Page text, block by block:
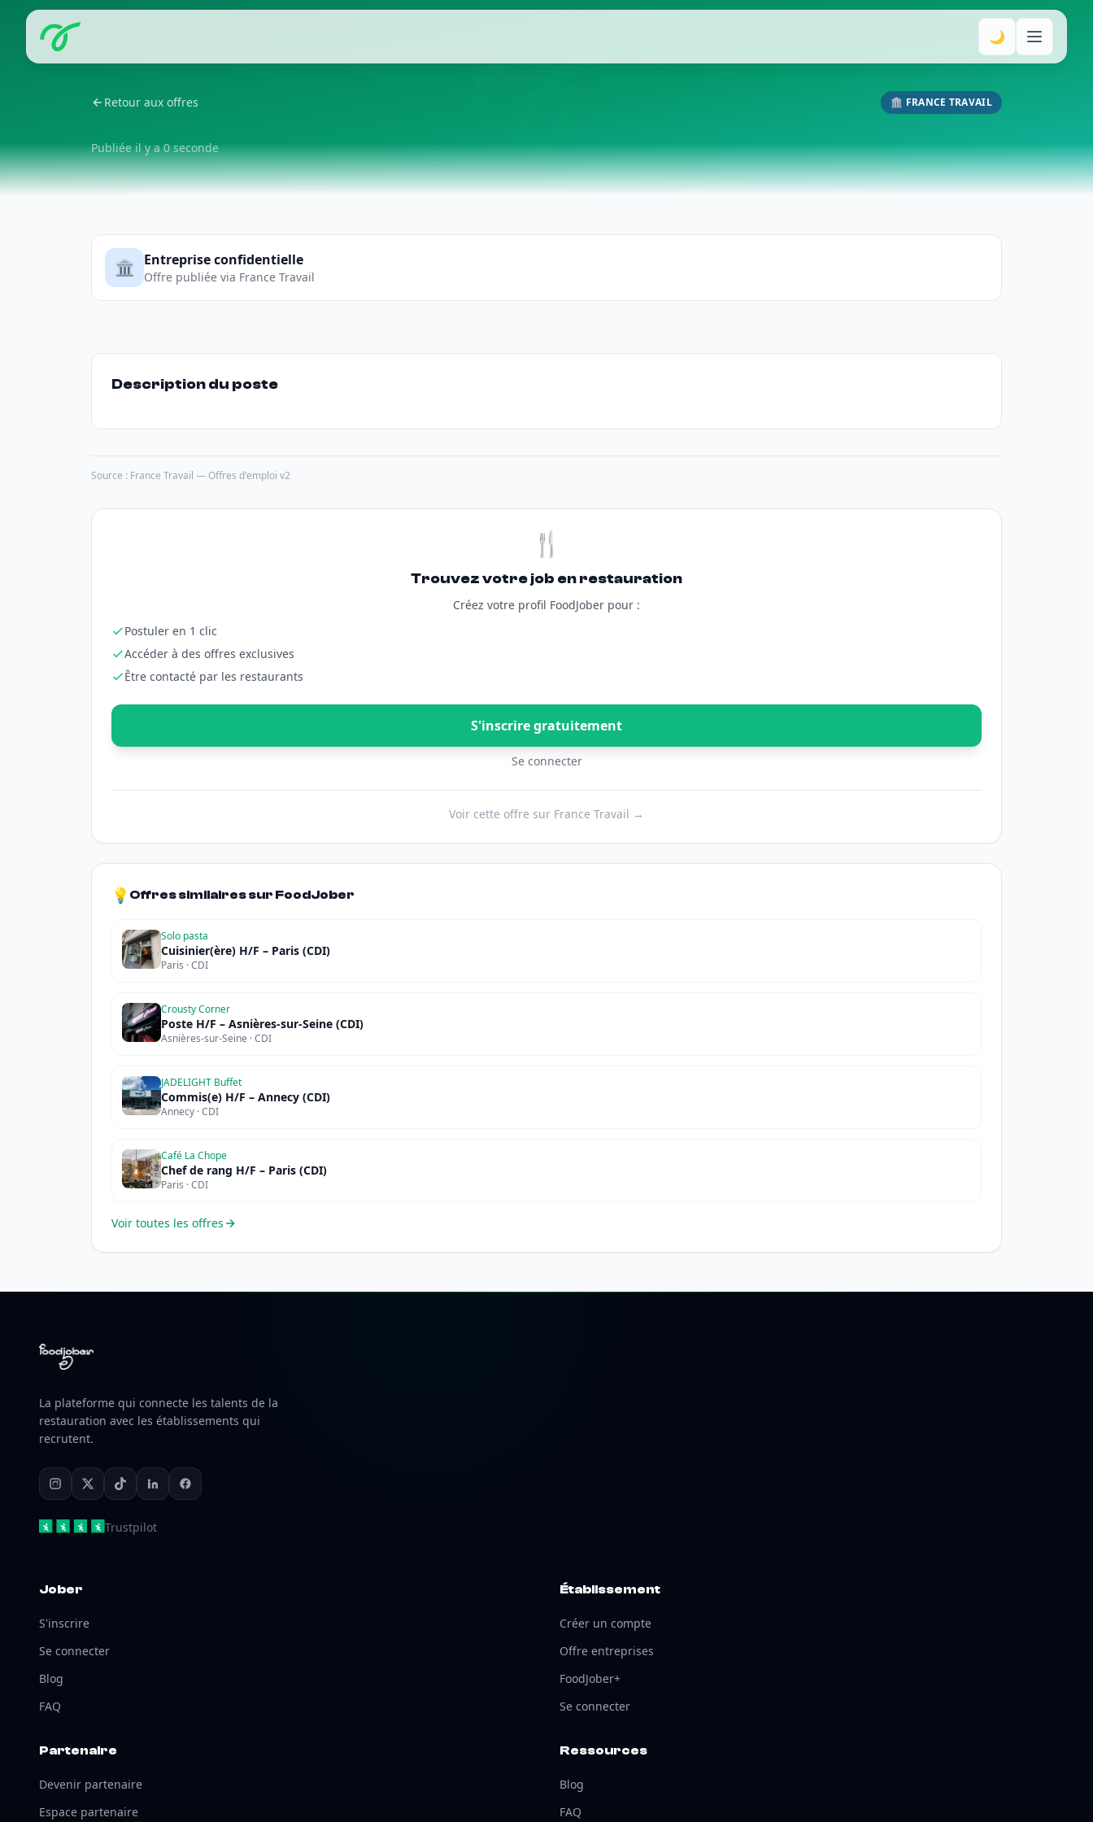
🌙
Retour aux offres 🏛️ FRANCE TRAVAIL
Publiée il y a 0 seconde
🏛️ Entreprise confidentielle
Offre publiée via France Travail
Description du poste
Source : France Travail — Offres d'emploi v2
🍴
Trouvez votre job en restauration
Créez votre profil FoodJober pour :
Postuler en 1 clic
Accéder à des offres exclusives
Être contacté par les restaurants
S'inscrire gratuitement
Se connecter
Voir cette offre sur France Travail →
💡 Offres similaires sur FoodJober
Solo pasta
Cuisinier(ère) H/F – Paris (CDI)
Paris · CDI
Crousty Corner
Poste H/F – Asnières-sur-Seine (CDI)
Asnières-sur-Seine · CDI
JADELIGHT Buffet
Commis(e) H/F – Annecy (CDI)
Annecy · CDI
Café La Chope
Chef de rang H/F – Paris (CDI)
Paris · CDI
Voir toutes les offres
La plateforme qui connecte les talents de la
restauration avec les établissements qui
recrutent.
Trustpilot
Jober
S'inscrire
Se connecter
Blog
FAQ
Établissement
Créer un compte
Offre entreprises
FoodJober+
Se connecter
Partenaire
Devenir partenaire
Espace partenaire
Ressources
Blog
FAQ